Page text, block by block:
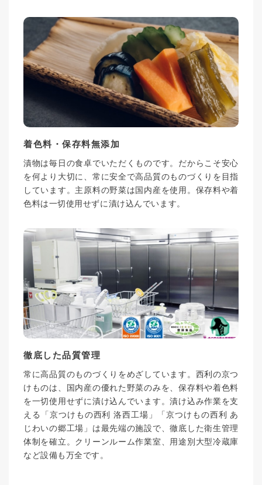
着色料・保存料無添加
漬物は毎日の食卓でいただくものです。だからこそ安心
を何より大切に、常に安全で高品質のものづくりを目指
しています。主原料の野菜は国内産を使用。保存料や着
色料は一切使用せずに漬け込んでいます。
徹底した品質管理
常に高品質のものづくりをめざしています。西利の京つ
けものは、国内産の優れた野菜のみを、保存料や着色料
を一切使用せずに漬け込んでいます。漬け込み作業を支
える「京つけもの西利 洛西工場」「京つけもの西利 あ
じわいの郷工場」は最先端の施設で、徹底した衛生管理
体制を確立。クリーンルーム作業室、用途別大型冷蔵庫
など設備も万全です。